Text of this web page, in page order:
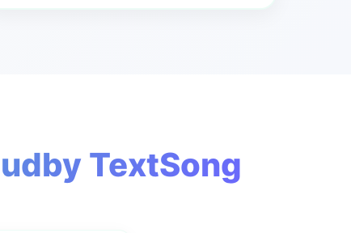
TextSong